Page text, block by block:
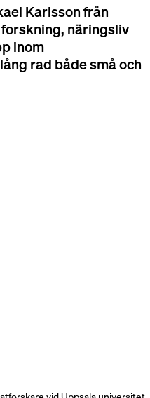
Karlsson från
näringsliv
inom
rad både små och